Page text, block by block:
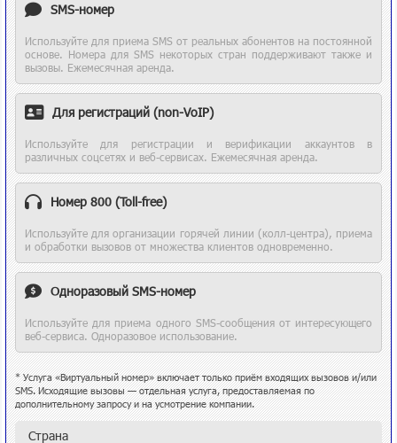
SMS-номер
Используйте для приема SMS от реальных абонентов на постоянной
основе. Номера для SMS некоторых стран поддерживают также и
вызовы. Ежемесячная аренда.
Для регистраций (non-VoIP)
Используйте для регистрации и верификации аккаунтов в
различных соцсетях и веб-сервисах. Ежемесячная аренда.
Номер 800 (Toll-free)
Используйте для организации горячей линии (колл-центра), приема
и обработки вызовов от множества клиентов одновременно.
Одноразовый SMS-номер
Используйте для приема одного SMS-сообщения от интересующего
веб-сервиса. Одноразовое использование.
* Услуга «Виртуальный номер» включает только приём входящих вызовов и/или
SMS. Исходящие вызовы — отдельная услуга, предоставляемая по
дополнительному запросу и на усмотрение компании.
Страна